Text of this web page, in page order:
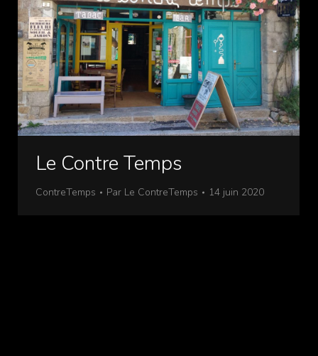
Le Contre Temps
ContreTemps Par Le ContreTemps 14 juin 2020